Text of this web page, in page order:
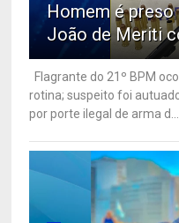
Homem é preso
João de Meriti
Flagrante do 21º BPM
rotina; suspeito foi
por porte ilegal de arma d...